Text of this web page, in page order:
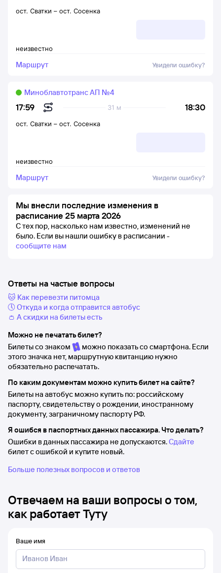
неизвестно
ост. Сватки – ост. Сосенка
Маршрут Увидели ошибку?
17:59 18:30
31 м
Миноблавтотранс АП №4
неизвестно
ост. Сватки – ост. Сосенка
Маршрут Увидели ошибку?
Мы внесли последние изменения в
расписание 25 марта 2026
С тех пор, насколько нам известно, изменений не
было. Если вы нашли ошибку в расписании -
сообщите нам
Ответы на частые вопросы
🐱 Как перевезти питомца
🕔 Откуда и когда отправится автобус
👛 А скидки на билеты есть
Можно не печатать билет?
Билеты со знаком
можно показать со смартфона. Если
этого значка нет, маршрутную квитанцию нужно
обязательно распечатать.
По каким документам можно купить билет на сайте?
Билеты на автобус можно купить по: российскому
паспорту, свидетельству о рождении, иностранному
документу, заграничному паспорту РФ.
Я ошибся в паспортных данных пассажира. Что делать?
Ошибки в данных пассажира не допускаются.Сдайте
билет с ошибкой и купите новый.
Больше полезных вопросов и ответов
Отвечаем на ваши вопросы о том,
как работает Туту
Ваше имя